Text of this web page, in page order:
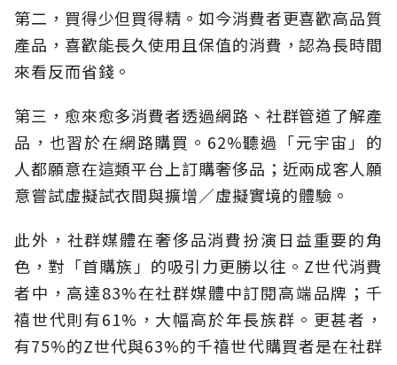
第二，買得少但買得精。如今消費者更喜歡高品質
產品，喜歡能長久使用且保值的消費，認為長時間
來看反而省錢。
第三，愈來愈多消費者透過網路、社群管道了解產
品，也習於在網路購買。62%聽過「元宇宙」的
人都願意在這類平台上訂購奢侈品；近兩成客人願
意嘗試虛擬試衣間與擴增／虛擬實境的體驗。
此外，社群媒體在奢侈品消費扮演日益重要的角
色，對「首購族」的吸引力更勝以往。Z世代消費
者中，高達83%在社群媒體中訂閱高端品牌；千
禧世代則有61%，大幅高於年長族群。更甚者，
有75%的Z世代與63%的千禧世代購買者是在社群